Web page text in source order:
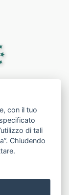
con il tuo
di tali
Chiudendo